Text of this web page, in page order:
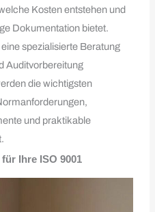
Kosten entstehen und
Dokumentation bietet.
spezialisierte Beratung
Auditvorbereitung
die wichtigsten
und praktikable
Ihre ISO 9001